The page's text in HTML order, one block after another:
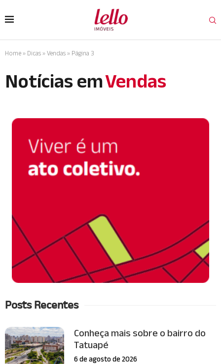
Home » Dicas » Vendas » Página 3
Notícias emVendas
Posts Recentes
Conheça mais sobre o bairro do
Tatuapé
6 de agosto de 2026